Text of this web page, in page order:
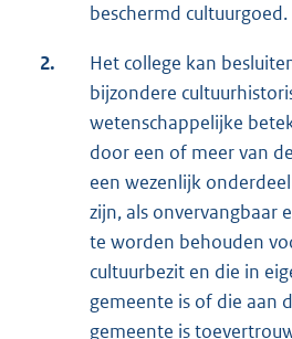
beschermd cultuurgoed.
2.
Het college kan
bijzondere
wetenschappelijke
door een of meer van
een wezenlijk
zijn, als onvervangbaar
te worden behouden
cultuurbezit en die in
gemeente is of die aan
gemeente is